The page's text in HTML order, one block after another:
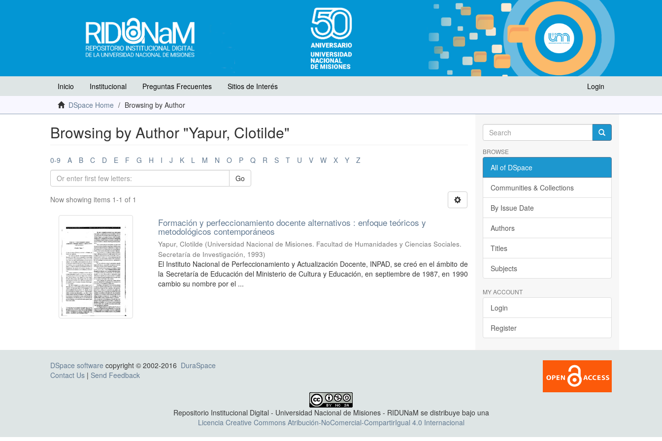
Login
Inicio Institucional Preguntas Frecuentes
Sitios de Interés
DSpace Home
Browsing by Author
Browsing by Author "Yapur, Clotilde"
0-9 A B C D E F G H I J K L M N O P Q R S T U V W X Y
Z
Go
Now showing items 1-1 of 1
Formación y perfeccionamiento docente alternativos : enfoque teóricos y
metodológicos contemporáneos
Yapur, Clotilde (Universidad Nacional de Misiones. Facultad de Humanidades y Ciencias Sociales.
Secretaría de Investigación, 1993)
El Instituto Nacional de Perfeccionamiento y Actualización Docente, INPAD, se creó en el ámbito de
la Secretaría de Educación del Ministerio de Cultura y Educación, en septiembre de 1987, en 1990
cambio su nombre por el ...
BROWSE
All of DSpace
Communities & Collections
By Issue Date
Authors
Titles
Subjects
MY ACCOUNT
Login
Register
DSpace software copyright © 2002-2016 DuraSpace
Contact Us | Send Feedback
Repositorio Institucional Digital - Universidad Nacional de Misiones - RIDUNaM se distribuye bajo una
Licencia Creative Commons Atribución-NoComercial-CompartirIgual 4.0 Internacional